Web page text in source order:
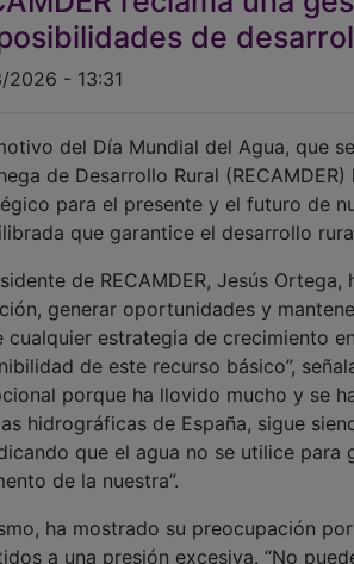
de
2026 - 13:31
del Día Mundial del Agua, que
de Desarrollo Rural
para el presente y el futuro de
que garantice el desarrollo
de RECAMDER, Jesús
generar oportunidades y
cualquier estrategia de crecimiento
de este recurso básico”,
porque ha llovido mucho y se
hidrográficas de España, sigue
que el agua no se utilice
de la nuestra”.
ha mostrado su preocupación
a una presión excesiva. “No